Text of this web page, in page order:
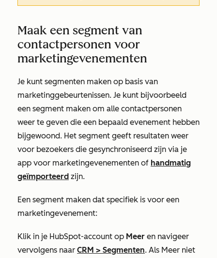
Maak een segment van
contactpersonen voor
marketingevenementen
Je kunt segmenten maken op basis van
marketinggebeurtenissen. Je kunt bijvoorbeeld
een segment maken om alle contactpersonen
weer te geven die een bepaald evenement hebben
bijgewoond. Het segment geeft resultaten weer
voor bezoekers die gesynchroniseerd zijn via je
app voor marketingevenementen of handmatig
geïmporteerd zijn.
Een segment maken dat specifiek is voor een
marketingevenement:
Klik in je HubSpot-account op Meer en navigeer
vervolgens naar CRM > Segmenten. Als Meer niet